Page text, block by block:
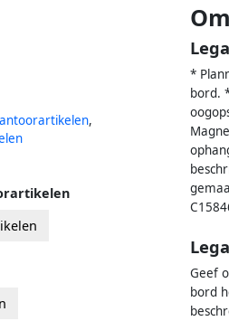
,
*
bord.
Geef
bord